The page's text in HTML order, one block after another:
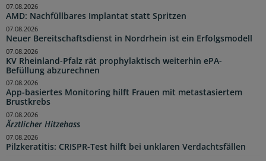
AMD: Nachfüllbares Implantat statt Spritzen
07.08.2026
Neuer Bereitschaftsdienst in Nordrhein ist ein Erfolgsmodell
07.08.2026
KV Rheinland-Pfalz rät prophylaktisch weiterhin ePA-
Befüllung abzurechnen
07.08.2026
App-basiertes Monitoring hilft Frauen mit metastasiertem
Brustkrebs
07.08.2026
Ärztlicher Hitzehass
07.08.2026
Pilzkeratitis: CRISPR-Test hilft bei unklaren Verdachtsfällen
07.08.2026